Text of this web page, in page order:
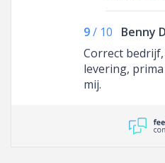
9/ 10
Benny
Correct
levering,
mij.